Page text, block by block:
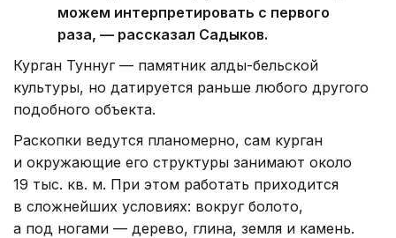
можем интерпретировать с первого
раза, — рассказал Садыков.
Курган Туннуг — памятник алды-бельской
культуры, но датируется раньше любого другого
подобного объекта.
Раскопки ведутся планомерно, сам курган
и окружающие его структуры занимают около
19 тыс. кв. м. При этом работать приходится
в сложнейших условиях: вокруг болото,
а под ногами — дерево, глина, земля и камень.